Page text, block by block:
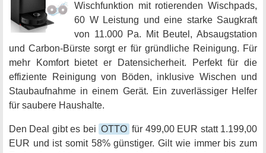
Wischfunktion mit rotierenden Wischpads,
60 W Leistung und eine starke Saugkraft
von 11.000 Pa. Mit Beutel, Absaugstation
und Carbon-Bürste sorgt er für gründliche Reinigung. Für
mehr Komfort bietet er Datensicherheit. Perfekt für die
effiziente Reinigung von Böden, inklusive Wischen und
Staubaufnahme in einem Gerät. Ein zuverlässiger Helfer
für saubere Haushalte.
Den Deal gibt es bei OTTO für 499,00 EUR statt 1.199,00
EUR und ist somit 58% günstiger. Gilt wie immer bis zum